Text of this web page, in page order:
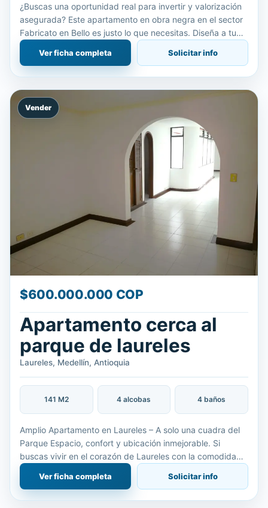
¿Buscas una oportunidad real para invertir y valorización
asegurada? Este apartamento en obra negra en el sector
Fabricato en Bello es justo lo que necesitas. Diseña a tu
gusto y multiplica tu inversión Con 57 m² en un p
Ver ficha completa Solicitar info
Vender
Apartamento cerca al
parque de laureles
Laureles, Medellín, Antioquia
$600.000.000 COP
141 M2 4 alcobas 4 baños
Amplio Apartamento en Laureles – A solo una cuadra del
Parque Espacio, confort y ubicación inmejorable. Si
buscas vivir en el corazón de Laureles con la comodidad
de tener todo a la mano, este apartamento es para ti. Ubi
Ver ficha completa Solicitar info